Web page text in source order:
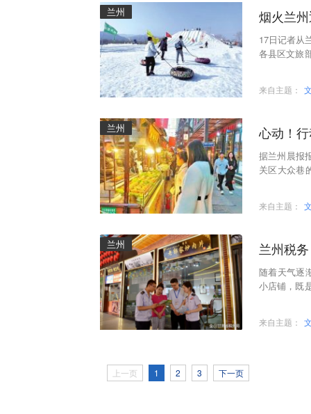
兰州 烟火兰
17日记者从
各县区文旅
来自主题：
兰州 心动！
据兰州晨报
关区大众巷
来自主题：
兰州 兰州税务
随着天气逐
小店铺，既
来自主题：
上一页 1 2 3 下一页